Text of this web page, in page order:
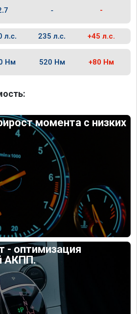
- -
л.с. 235 л.с. +45 л.с.
Нм 520 Нм +80 Нм
момента с низких
- оптимизация
АКПП.